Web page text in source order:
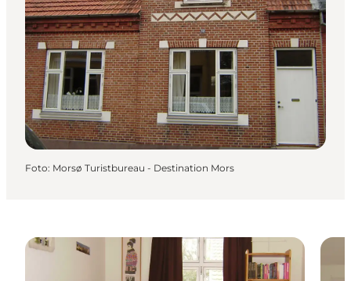
Foto: Morsø Turistbureau - Destination Mors